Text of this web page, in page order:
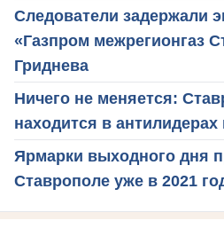
Следователи задержали
«Газпром межрегионгаз
Гриднева
Ничего не меняется:
находится в
Ярмарки выходного дня
Ставрополе уже в 2021